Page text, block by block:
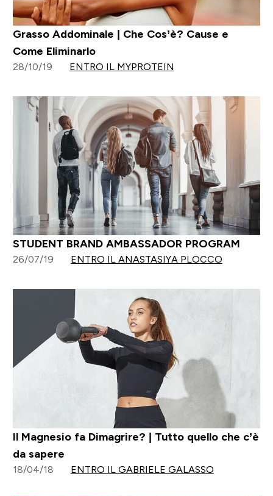
Grasso Addominale | Che Cos’è? Cause e
Come Eliminarlo
28/10/19 ENTRO IL MYPROTEIN
STUDENT BRAND AMBASSADOR PROGRAM
26/07/19 ENTRO IL ANASTASIYA PLOCCO
Il Magnesio fa Dimagrire? | Tutto quello che c’è
da sapere
18/04/18 ENTRO IL GABRIELE GALASSO